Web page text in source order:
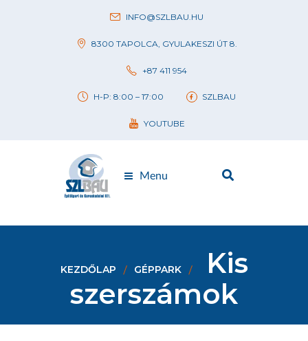
INFO@SZLBAU.HU
8300 TAPOLCA, GYULAKESZI ÚT 8.
+87 411 954
H-P: 8:00 – 17:00 SZLBAU
YOUTUBE
Menu
KEZDŐLAP GÉPPARK
Kis
szerszámok